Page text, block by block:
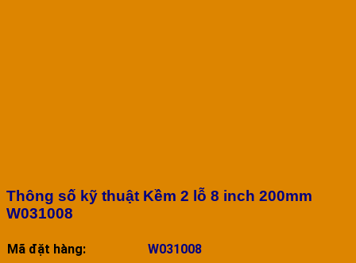
Thông số kỹ thuật Kềm 2 lỗ 8 inch 200mm
W031008
Mã đặt hàng:
W031008